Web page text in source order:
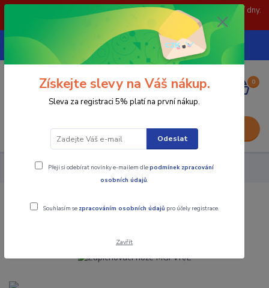
POZOR: 31.7 , 3.8 a 5.8- zavřeno. objednávky odešleme následující dny.
Děkujeme za pochopení.
CZK
739252246
(Po-Pá, 8-15 hod.)
0
0,00 Kč
Nástroje - Kovoobrábění Zapichovací nože MGFVR/L
Zapichovací nože MGFVR/L
Získejte slevy na Váš nákup.
Sleva za registraci 5% platí na první nákup.
Odeslat
Přeji si odebírat novinky e-mailem dlepodmínek zpracování
osobních údajů.
Souhlasím se zpracováním osobních údajů pro účely registrace.
Zavřít